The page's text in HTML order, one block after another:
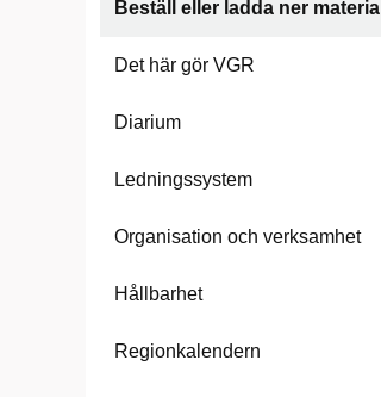
Beställ eller ladda ner material
Det här gör VGR
Diarium
Ledningssystem
Organisation och verksamhet
Hållbarhet
Regionkalendern